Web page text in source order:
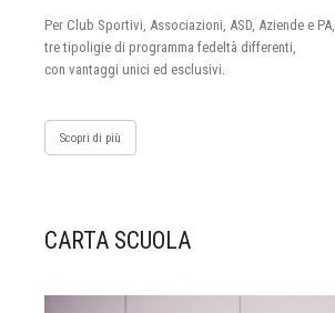
Per Club Sportivi, Associazioni, ASD, Aziende e PA,
tre tipoligie di programma fedeltà differenti,
con vantaggi unici ed esclusivi.
Scopri di più
CARTA SCUOLA